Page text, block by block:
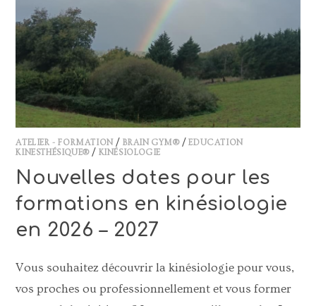
ATELIER - FORMATION / BRAIN GYM®/EDUCATION
KINESTHÉSIQUE®/ KINÉSIOLOGIE
Nouvelles dates pour les
formations en kinésiologie
en 2026 – 2027
Vous souhaitez découvrir la kinésiologie pour vous,
vos proches ou professionnellement et vous former